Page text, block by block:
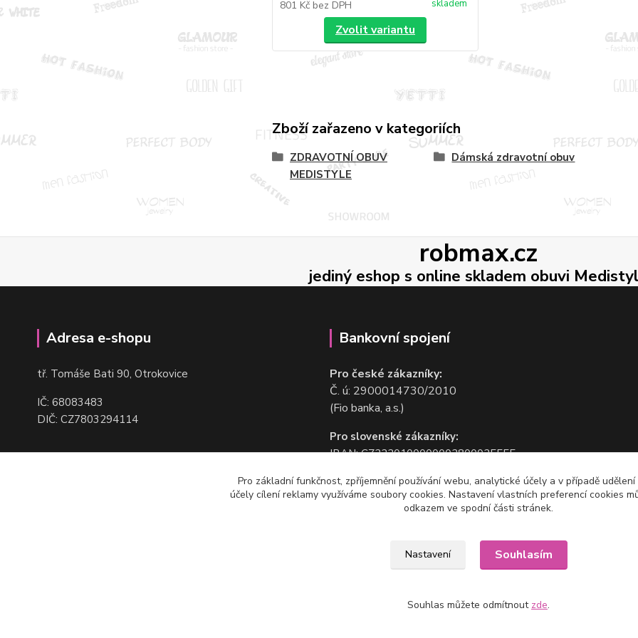
801 Kč bez DPH skladem
Zvolit variantu
Zboží zařazeno v kategoriích
ZDRAVOTNÍ OBUV
MEDISTYLE
Dámská zdravotní obuv
robmax.cz
jediný eshop s online skladem obuvi
Adresa e-shopu
tř. Tomáše Bati 90, Otrokovice
IČ: 68083483
DIČ: CZ7803294114
Bankovní spojení
Pro české zákazníky:
Č. ú: 2900014730/2010
(Fio banka, a.s.)
Pro slovenské zákazníky:
IBAN: CZ2220100000002800025555
(Fio banka, a.s.)
Pro základní funkčnost, zpříjemnění používání webu, analytické účely a v případě
účely cílení reklamy využíváme soubory cookies. Nastavení vlastních preferencí cookies
odkazem ve spodní části stránek.
Nastavení Souhlasím
Souhlas můžete odmítnout zde.